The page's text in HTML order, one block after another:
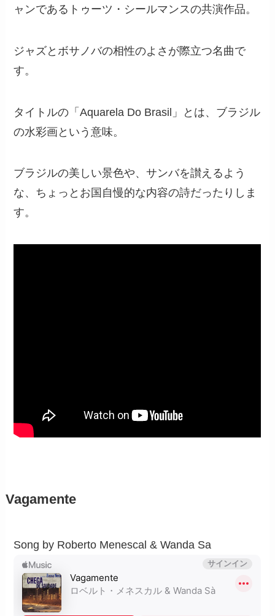
ャンであるトゥーツ・シールマンスの共演作品。
ジャズとボサノバの相性のよさが際立つ名曲で
す。
タイトルの「Aquarela Do Brasil」とは、ブラジル
の水彩画という意味。
ブラジルの美しい景色や、サンバを讃えるよう
な、ちょっとお国自慢的な内容の詩だったりしま
す。
Vagamente
Song by Roberto Menescal & Wanda Sa